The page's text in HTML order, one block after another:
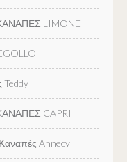
LIMONE
Teddy
CAPRI
Annecy